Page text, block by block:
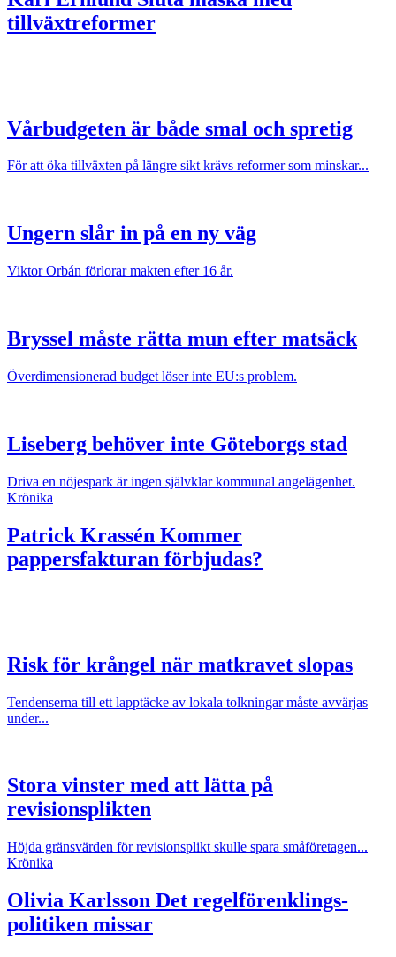
tillväxtreformer
Vårbudgeten är både smal och spretig
För att öka tillväxten på längre sikt krävs reformer som minskar...
Ungern slår in på en ny väg
Viktor Orbán förlorar makten efter 16 år.
Bryssel måste rätta mun efter matsäck
Överdimensionerad budget löser inte EU:s problem.
Liseberg behöver inte Göteborgs stad
Driva en nöjespark är ingen självklar kommunal angelägenhet.
Krönika
Patrick Krassén Kommer
pappersfakturan förbjudas?
Risk för krångel när matkravet slopas
Tendenserna till ett lapptäcke av lokala tolkningar måste avvärjas
under...
Stora vinster med att lätta på
revisionsplikten
Höjda gränsvärden för revisionsplikt skulle spara småföretagen...
Krönika
Olivia Karlsson Det regelförenklings-
politiken missar